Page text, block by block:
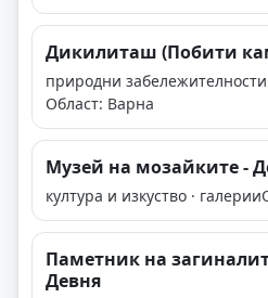
Дикилиташ (Побити
природни
Област: Варна
Музей на мозайките -
култура и изкуство · галерии
Паметник на
Девня